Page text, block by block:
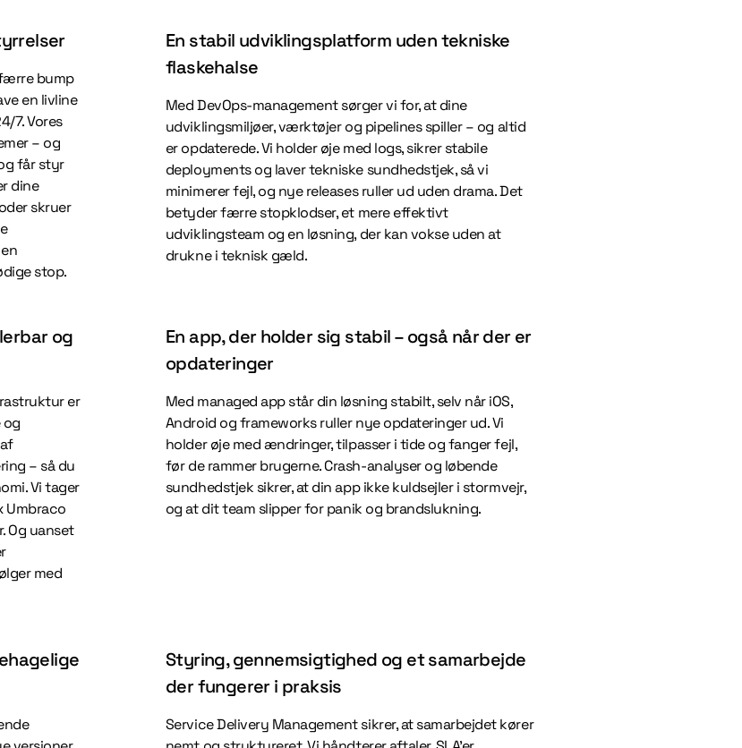
bump
en livline
7. Vores
– og
får styr
dine
skruer
stop.
En stabil udviklingsplatform uden tekniske
flaskehalse
Med DevOps-management sørger vi for, at dine
udviklingsmiljøer, værktøjer og pipelines spiller – og altid
er opdaterede. Vi holder øje med logs, sikrer stabile
deployments og laver tekniske sundhedstjek, så vi
minimerer fejl, og nye releases ruller ud uden drama. Det
betyder færre stopklodser, et mere effektivt
udviklingsteam og en løsning, der kan vokse uden at
drukne i teknisk gæld.
og
er
– så du
Vi tager
Umbraco
Og uanset
med
En app, der holder sig stabil – også når der er
opdateringer
Med managed app står din løsning stabilt, selv når iOS,
Android og frameworks ruller nye opdateringer ud. Vi
holder øje med ændringer, tilpasser i tide og fanger fejl,
før de rammer brugerne. Crash-analyser og løbende
sundhedstjek sikrer, at din app ikke kuldsejler i stormvejr,
og at dit team slipper for panik og brandslukning.
Styring, gennemsigtighed og et samarbejde
der fungerer i praksis
Service Delivery Management sikrer, at samarbejdet kører